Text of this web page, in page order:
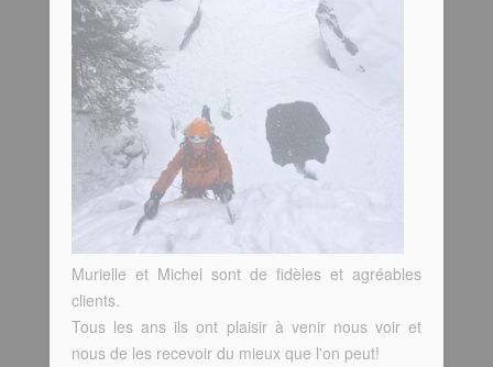
Murielle et Michel sont de fidèles et agréables
clients.
Tous les ans ils ont plaisir à venir nous voir et
nous de les recevoir du mieux que l'on peut!